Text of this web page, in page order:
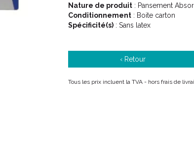
Plaies traumatiques.
Absorption des exsudats de plaies
Description :
Le pansement AQUACEL Extra
Nature de produit : Pansement
Conditionnement : Boite carton
Spécificité(s) : Sans latex
‹ Retour
Tous les prix incluent la TVA - hors frais de